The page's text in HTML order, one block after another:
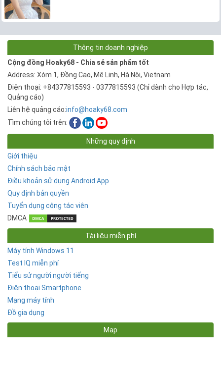
Thông tin doanh nghiệp
Cộng đồng Hoaky68 - Chia sẻ sản phẩm tốt
Address: Xóm 1, Đồng Cao, Mê Linh, Hà Nội, Vietnam
Điện thoại: +84377815593 - 0377815593 (Chỉ dành cho Hợp tác,
Quảng cáo)
Liên hệ quảng cáo:info@hoaky68.com
Tìm chúng tôi trên:
Những quy định
Giới thiệu
Chính sách bảo mật
Điều khoản sử dụng Android App
Quy định bản quyền
Tuyển dụng cộng tác viên
DMCA
Tài liệu miễn phí
Máy tính Windows 11
Test IQ miễn phí
Tiểu sử người người tiếng
Điện thoại Smartphone
Mạng máy tính
Đồ gia dụng
Map